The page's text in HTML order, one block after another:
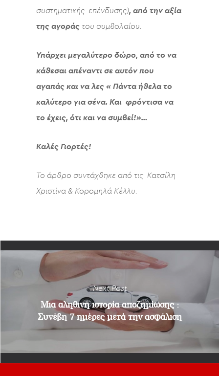
συστηματικής επένδυσης), από την αξία
της αγοράς του συμβολαίου.
Υπάρχει μεγαλύτερο δώρο, από το να
κάθεσαι απέναντι σε αυτόν που
αγαπάς και να λες « Πάντα ήθελα το
καλύτερο για σένα. Και φρόντισα να
το έχεις, ότι και να συμβεί!»…
Καλές Γιορτές!
Το άρθρο συντάχθηκε από τις Κατσίλη
Χριστίνα & Κορομηλά Κέλλυ.
Next Post
Μια αληθινή ιστορία αποζημίωσης :
Συνέβη 7 ημέρες μετά την ασφάλιση